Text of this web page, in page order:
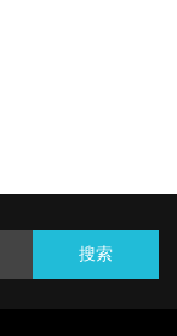
搜索